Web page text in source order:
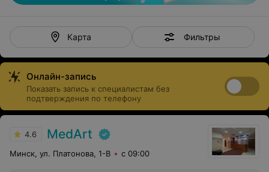
Карта Фильтры
Онлайн-запись
Показать запись к специалистам без
подтверждения по телефону
4.6 MedArt
Минск, ул. Платонова, 1-В с 09:00